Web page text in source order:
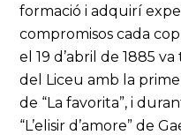
formació i adquirí
compromisos cada
el 19 d’abril de 1885
del Liceu amb la
de “La favorita”, i
“L’elisir d’amore” de